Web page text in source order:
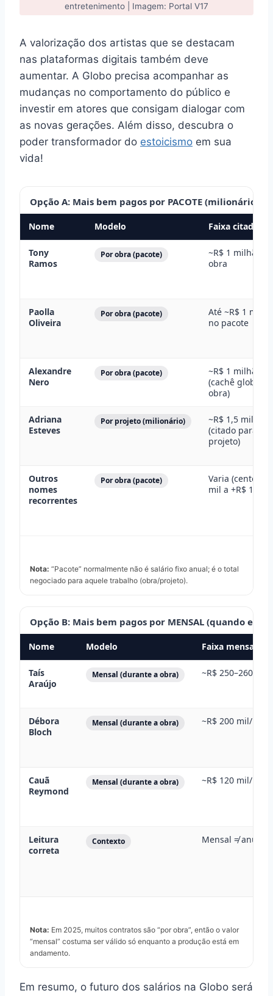
entretenimento | Imagem: Portal V17
A valorização dos artistas que se destacam
nas plataformas digitais também deve
aumentar. A Globo precisa acompanhar as
mudanças no comportamento do público e
investir em atores que consigam dialogar com
as novas gerações. Além disso, descubra o
poder transformador do estoicismo em sua
vida!
Opção A: Mais bem pagos por PACOTE (milionários
Nome Modelo Faixa citada
Tony
Ramos
Por obra (pacote)
~R$ 1 milhão
obra
Paolla
Oliveira
Por obra (pacote)
Até ~R$ 1
no pacote
Alexandre
Nero
Por obra (pacote)
~R$ 1 milhão
(cachê global
obra)
Adriana
Esteves
Por projeto (milionário)
~R$ 1,5 milhão
(citado para
projeto)
Outros
nomes
recorrentes
Por obra (pacote)
Varia
mil a +R$ 1
Nota: “Pacote” normalmente não é salário fixo anual; é o total
negociado para aquele trabalho (obra/projeto).
Opção B: Mais bem pagos por MENSAL (quando
Nome Modelo Faixa mensal
Taís
Araújo
Mensal (durante a obra) ~R$ 250–260
Débora
Bloch
Mensal (durante a obra) ~R$ 200 mil/mês
Cauã
Reymond
Mensal (durante a obra) ~R$ 120 mil/mês
Leitura
correta
Contexto Mensal ≠ anual
Nota: Em 2025, muitos contratos são “por obra”, então o valor
“mensal” costuma ser válido só enquanto a produção está em
andamento.
Em resumo, o futuro dos salários na Globo será